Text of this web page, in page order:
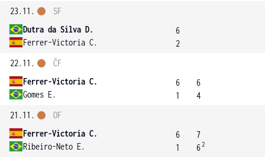
23.11.
Dutra da Silva D.
Ferrer-Victoria C.
SF
6
2
22.11.
Ferrer-Victoria C.
Gomes E.
ČF
6
1
6
4
21.11.
Ferrer-Victoria C.
Ribeiro-Neto E.
OF
6
1
7
62